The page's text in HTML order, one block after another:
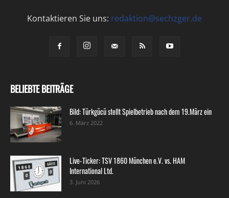
Kontaktieren Sie uns: redaktion@sechzger.de
BELIEBTE BEITRÄGE
Bild: Türkgücü stellt Spielbetrieb nach dem 19.März ein
6. März 2022
Live-Ticker: TSV 1860 München e.V. vs. HAM
International Ltd.
3. Juni 2026